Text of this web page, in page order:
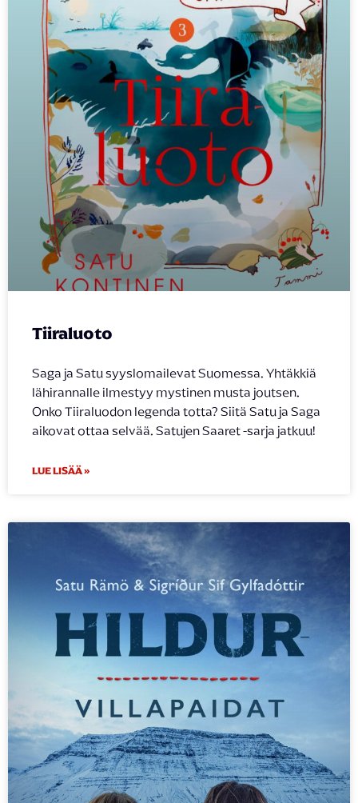
Tiiraluoto
Saga ja Satu syyslomailevat Suomessa. Yhtäkkiä
lähirannalle ilmestyy mystinen musta joutsen.
Onko Tiiraluodon legenda totta? Siitä Satu ja Saga
aikovat ottaa selvää. Satujen Saaret -sarja jatkuu!
LUE LISÄÄ »